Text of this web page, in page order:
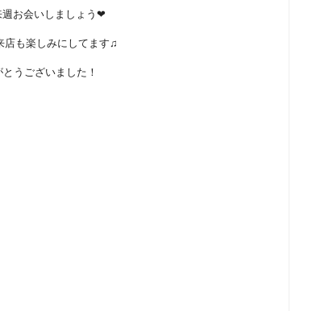
週お会いしましょう❤
店も楽しみにしてます♫
うございました！